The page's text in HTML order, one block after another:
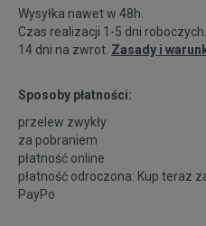
Wysyłka nawet w 48h.
Czas realizacji 1-5 dni roboczych.
14 dni na zwrot. Zasady i
Sposoby płatności:
przelew zwykły
za pobraniem
płatność online
płatność odroczona: Kup teraz
PayPo